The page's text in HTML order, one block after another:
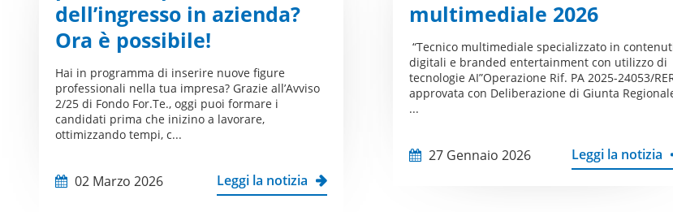
dell’ingresso in azienda?
Ora è possibile!
Hai in programma di inserire nuove figure
professionali nella tua impresa? Grazie all’Avviso
2/25 di Fondo For.Te., oggi puoi formare i
candidati prima che inizino a lavorare,
ottimizzando tempi, c...
02 Marzo 2026 Leggi la notizia
multimediale 2026
“Tecnico multimediale specializzato in
digitali e branded entertainment con utilizzo di
tecnologie AI”Operazione Rif. PA 2025-24053/
approvata con Deliberazione di Giunta
...
27 Gennaio 2026 Leggi la notizia